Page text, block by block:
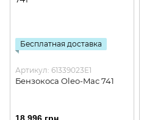
Бесплатная доставка
Артикул: 61339023E1
Бензокоса Oleo-Mac 741